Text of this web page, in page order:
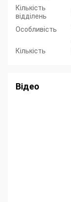
Кількість
відділень
Особливість
Кількість
Відео